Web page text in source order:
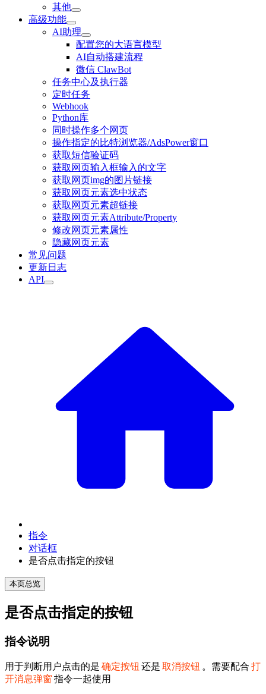
其他
高级功能
AI助理
配置您的大语言模型
AI自动搭建流程
微信 ClawBot
任务中心及执行器
定时任务
Webhook
Python库
同时操作多个网页
操作指定的比特浏览器/AdsPower窗口
获取短信验证码
获取网页输入框输入的文字
获取网页img的图片链接
获取网页元素选中状态
获取网页元素超链接
获取网页元素Attribute/Property
修改网页元素属性
隐藏网页元素
常见问题
更新日志
API
指令
对话框
是否点击指定的按钮
本页总览
是否点击指定的按钮
指令说明
用于判断用户点击的是 确定按钮 还是 取消按钮 。需要配合 打
开消息弹窗 指令一起使用